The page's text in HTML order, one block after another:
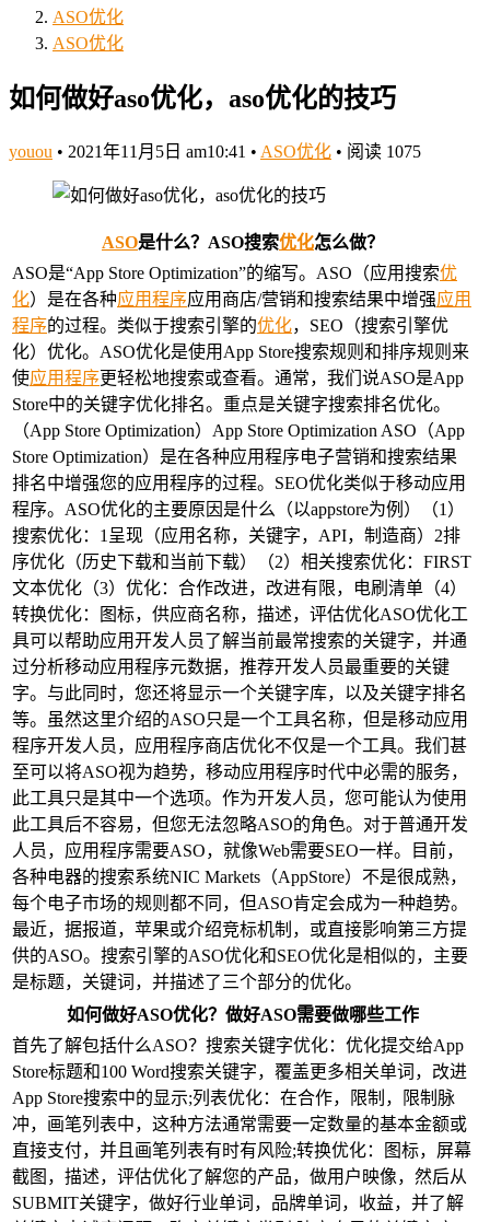
ASO优化
ASO优化
如何做好aso优化，aso优化的技巧
youou • 2021年11月5日 am10:41 • ASO优化 • 阅读 1075
ASO是什么？ASO搜索优化怎么做？
ASO是“App Store Optimization”的缩写。ASO（应用搜索优
化）是在各种应用程序应用商店/营销和搜索结果中增强应用
程序的过程。类似于搜索引擎的优化，SEO（搜索引擎优
化）优化。ASO优化是使用App Store搜索规则和排序规则来
使应用程序更轻松地搜索或查看。通常，我们说ASO是App
Store中的关键字优化排名。重点是关键字搜索排名优化。
（App Store Optimization）App Store Optimization ASO（App
Store Optimization）是在各种应用程序电子营销和搜索结果
排名中增强您的应用程序的过程。SEO优化类似于移动应用
程序。ASO优化的主要原因是什么（以appstore为例）（1）
搜索优化：1呈现（应用名称，关键字，API，制造商）2排
序优化（历史下载和当前下载）（2）相关搜索优化：FIRST
文本优化（3）优化：合作改进，改进有限，电刷清单（4）
转换优化：图标，供应商名称，描述，评估优化ASO优化工
具可以帮助应用开发人员了解当前最常搜索的关键字，并通
过分析移动应用程序元数据，推荐开发人员最重要的关键
字。与此同时，您还将显示一个关键字库，以及关键字排名
等。虽然这里介绍的ASO只是一个工具名称，但是移动应用
程序开发人员，应用程序商店优化不仅是一个工具。我们甚
至可以将ASO视为趋势，移动应用程序时代中必需的服务，
此工具只是其中一个选项。作为开发人员，您可能认为使用
此工具后不容易，但您无法忽略ASO的角色。对于普通开发
人员，应用程序需要ASO，就像Web需要SEO一样。目前，
各种电器的搜索系统NIC Markets（AppStore）不是很成熟，
每个电子市场的规则都不同，但ASO肯定会成为一种趋势。
最近，据报道，苹果或介绍竞标机制，或直接影响第三方提
供的ASO。搜索引擎的ASO优化和SEO优化是相似的，主要
是标题，关键词，并描述了三个部分的优化。
如何做好ASO优化？做好ASO需要做哪些工作
首先了解包括什么ASO？搜索关键字优化：优化提交给App
Store标题和100 Word搜索关键字，覆盖更多相关单词，改进
App Store搜索中的显示;列表优化：在合作，限制，限制脉
冲，画笔列表中，这种方法通常需要一定数量的基本金额或
直接支付，并且画笔列表有时有风险;转换优化：图标，屏幕
截图，描述，评估优化了解您的产品，做用户映像，然后从
SUBMIT关键字，做好行业单词，品牌单词，收益，并了解